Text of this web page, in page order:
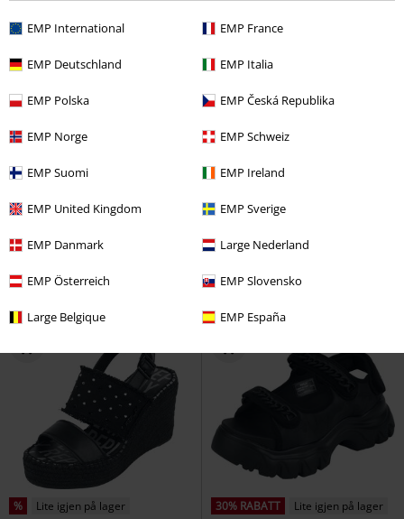
EMP International EMP France
EMP Deutschland EMP Italia
EMP Polska EMP Česká Republika
EMP Norge EMP Schweiz
EMP Suomi EMP Ireland
EMP United Kingdom EMP Sverige
EMP Danmark Large Nederland
EMP Österreich EMP Slovensko
Large Belgique EMP España
Lite igjen på lager
kr 1.819,00 kr 999,00
Sandal
% Lite igjen på lager 30% RABATT
Lite igjen på lager